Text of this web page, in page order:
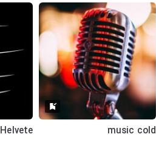
music cold
Helvete